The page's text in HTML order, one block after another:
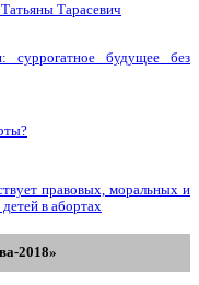
Тарасевич
суррогатное будущее без
правовых, моральных и
в абортах
2018»